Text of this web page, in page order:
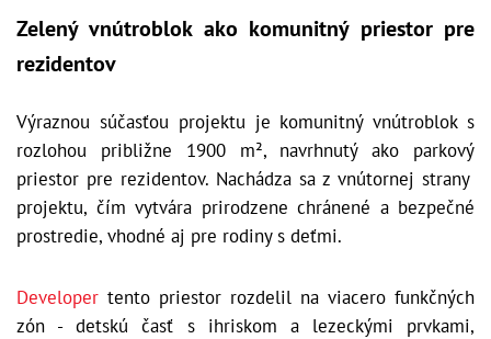
Zelený vnútroblok ako komunitný priestor pre
rezidentov
Výraznou súčasťou projektu je komunitný vnútroblok s
rozlohou približne 1900 m², navrhnutý ako parkový
priestor pre rezidentov. Nachádza sa z vnútornej strany
projektu, čím vytvára prirodzene chránené a bezpečné
prostredie, vhodné aj pre rodiny s deťmi.
Developer tento priestor rozdelil na viacero funkčných
zón - detskú časť s ihriskom a lezeckými prvkami,